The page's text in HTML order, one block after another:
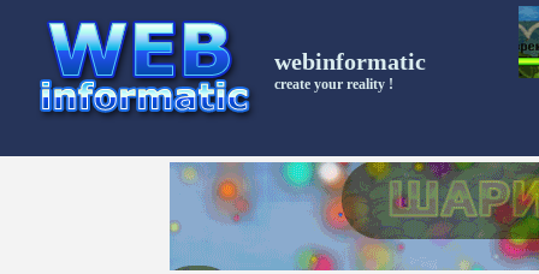
webinformatic
create your reality !